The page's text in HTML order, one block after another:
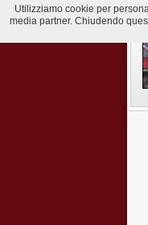
Utilizziamo cookie per
media partner. Chiudendo